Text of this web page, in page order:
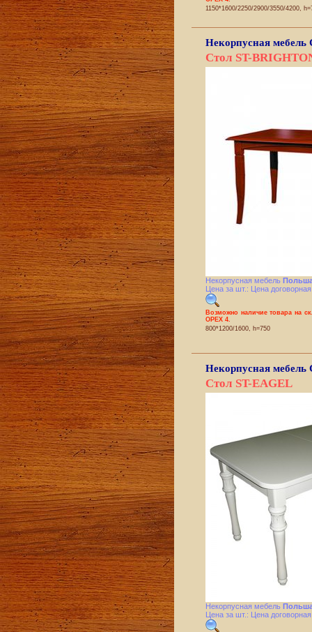
1150*1600/2250/2900/3550/4200,
Некорпусная мебель
Стол ST-
Некорпусная мебель
Цена за шт.: Цена договорная
Возможно наличие товара на
ОРЕХ 4.
800*1200/1600, h=750
Некорпусная мебель
Стол ST-EAGEL
Некорпусная мебель
Цена за шт.: Цена договорная